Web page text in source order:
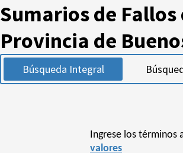
Sumarios de Fallos
Provincia de
Búsqueda Integral
Ingrese los términos
valores